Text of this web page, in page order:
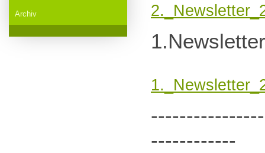
Archiv
1.Newsletter
------------